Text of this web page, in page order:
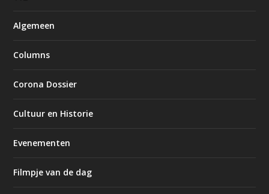
Algemeen
Columns
Corona Dossier
Cultuur en Historie
Evenementen
Filmpje van de dag